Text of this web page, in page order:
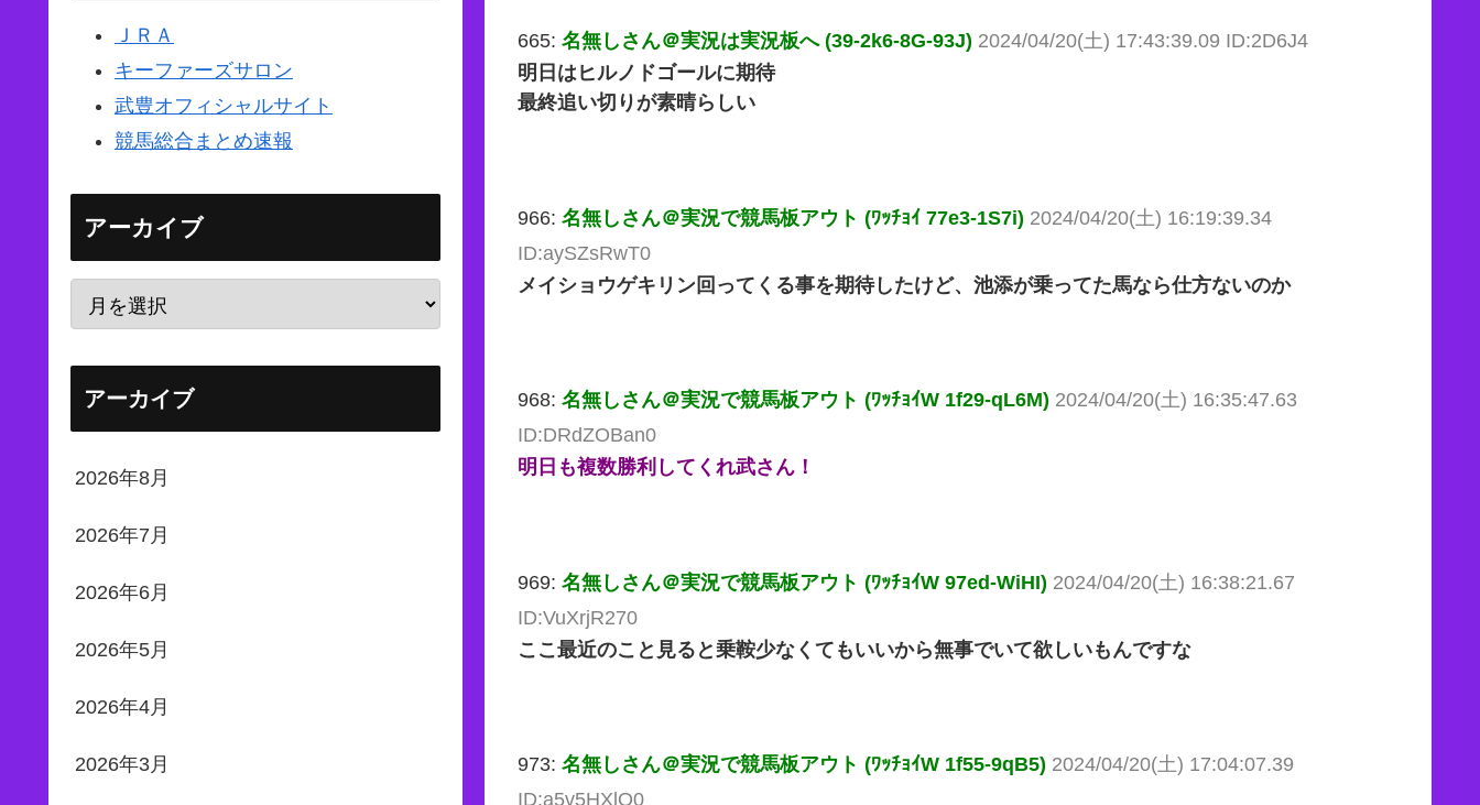
665: 名無しさん＠実況は実況板へ (39-2k6-8G-93J) 2024/04/20(土) 17:43:39.09 ID:2D6J4
明日はヒルノドゴールに期待
最終追い切りが素晴らしい
966: 名無しさん＠実況で競馬板アウト (ﾜｯﾁｮｲ 77e3-1S7i) 2024/04/20(土) 16:19:39.34
ID:aySZsRwT0
メイショウゲキリン回ってくる事を期待したけど、池添が乗ってた馬なら仕方ないのか
968: 名無しさん＠実況で競馬板アウト (ﾜｯﾁｮｲW 1f29-qL6M) 2024/04/20(土) 16:35:47.63
ID:DRdZOBan0
明日も複数勝利してくれ武さん！
969: 名無しさん＠実況で競馬板アウト (ﾜｯﾁｮｲW 97ed-WiHI) 2024/04/20(土) 16:38:21.67
ID:VuXrjR270
ここ最近のこと見ると乗鞍少なくてもいいから無事でいて欲しいもんですな
973: 名無しさん＠実況で競馬板アウト (ﾜｯﾁｮｲW 1f55-9qB5) 2024/04/20(土) 17:04:07.39
ID:a5v5HXlQ0
ＪＲＡ
キーファーズサロン
武豊オフィシャルサイト
競馬総合まとめ速報
アーカイブ
アーカイブ
2026年8月
2026年7月
2026年6月
2026年5月
2026年4月
2026年3月